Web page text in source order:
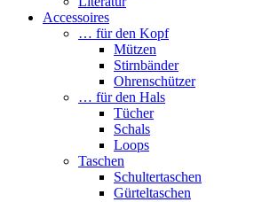
Accessoires
… für den Kopf
Mützen
Stirnbänder
Ohrenschützer
… für den Hals
Tücher
Schals
Loops
Taschen
Schultertaschen
Gürteltaschen